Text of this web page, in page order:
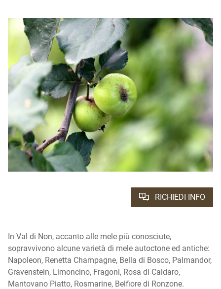
RICHIEDI INFO
In Val di Non, accanto alle mele più conosciute,
sopravvivono alcune varietà di mele autoctone ed antiche:
Napoleon, Renetta Champagne, Bella di Bosco, Palmandor,
Gravenstein, Limoncino, Fragoni, Rosa di Caldaro,
Mantovano Piatto, Rosmarine, Belfiore di Ronzone.